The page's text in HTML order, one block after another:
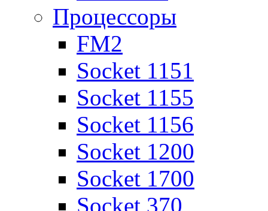
Процессоры
FM2
Socket 1151
Socket 1155
Socket 1156
Socket 1200
Socket 1700
Socket 370